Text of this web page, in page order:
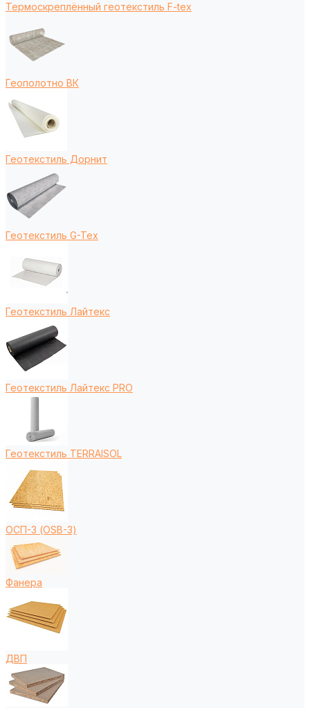
Термоскреплённый геотекстиль F-tex
Геополотно ВК
Геотекстиль Дорнит
Геотекстиль G-Tex
Геотекстиль Лайтекс
Геотекстиль Лайтекс PRO
Геотекстиль TERRAISOL
ОСП-3 (OSB-3)
Фанера
ДВП